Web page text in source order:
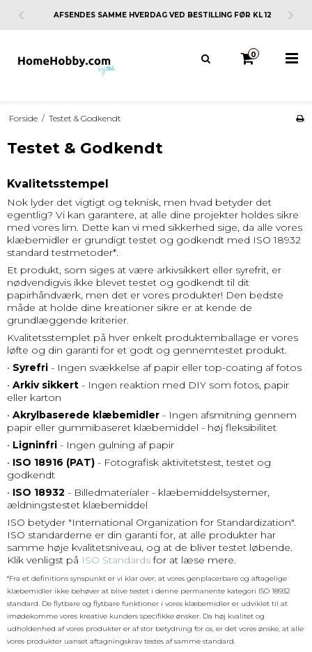
AFSENDES SAMME HVERDAG VED BESTILLING FØR KL 12
0
Forside / Testet & Godkendt
Testet & Godkendt
Kvalitetsstempel
Nok lyder det vigtigt og teknisk, men hvad betyder det
egentlig? Vi kan garantere, at alle dine projekter holdes sikre
med vores lim. Dette kan vi med sikkerhed sige, da alle vores
klæbemidler er grundigt testet og godkendt med ISO 18932
standard testmetoder*.
Et produkt, som siges at være arkivsikkert eller syrefrit, er
nødvendigvis ikke blevet testet og godkendt til dit
papirhåndværk, men det er vores produkter! Den bedste
måde at holde dine kreationer sikre er at kende de
grundlæggende kriterier.
Kvalitetsstemplet på hver enkelt produktemballage er vores
løfte og din garanti for et godt og gennemtestet produkt.
• Syrefri - Ingen svækkelse af papir eller top-coating af fotos
• Arkiv sikkert - Ingen reaktion med DIY som fotos, papir
eller karton
• Akrylbaserede klæbemidler - Ingen afsmitning gennem
papir eller gummibaseret klæbemiddel - høj fleksibilitet
• Ligninfri - Ingen gulning af papir
• ISO 18916 (PAT) - Fotografisk aktivitetstest, testet og
godkendt
• ISO 18932 - Billedmaterialer - klæbemiddelsystemer,
ældningstestet klæbemiddel
ISO betyder "International Organization for Standardization".
ISO standarderne er din garanti for, at alle produkter har
samme høje kvalitetsniveau, og at de bliver testet løbende.
Klik venligst på ISO Standardsfor at læse mere.
*Fra et definitions synspunkt er vi klar over, at vores genplacerbare og aftagelige
klæbemidler ikke behøver at blive testet i denne permanente kategori ISO 18932
standard. De flytbare og flytbare funktioner i vores klæbemidler er udviklet til at
imødekomme vores kreative kunders specifikke ønsker. Da høj kvalitet og
udholdenhed af vores produkter er af stor betydning for os, er det vores ønske, at alle
vores produkter uanset aftagningskrav testes af samme standard.